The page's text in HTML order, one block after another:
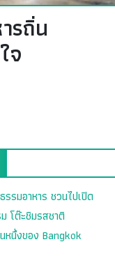
รถิ่น
จ
รมอาหาร ชวนไปเปิด
โต๊ะชิมรสชาติ
นึ่งของ Bangkok